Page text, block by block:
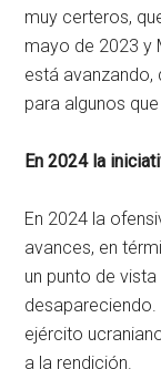
muy certeros,
mayo de 2023 y
está avanzando,
para algunos
En 2024 la
En 2024 la
avances, en
un punto de
ejército
a la rendición.